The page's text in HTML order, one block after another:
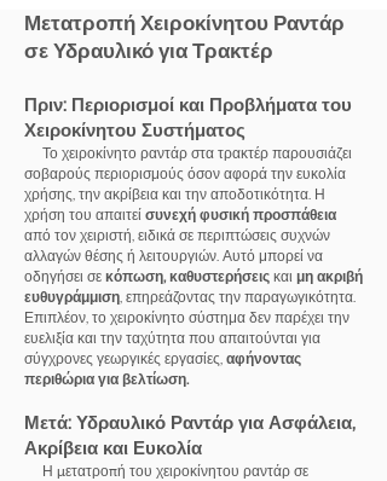
Μετατροπή Χειροκίνητου Ραντάρ
σε Υδραυλικό για Τρακτέρ
Πριν: Περιορισμοί και Προβλήματα του
Χειροκίνητου Συστήματος
Το χειροκίνητο ραντάρ στα τρακτέρ παρουσιάζει
σοβαρούς περιορισμούς όσον αφορά την ευκολία
χρήσης, την ακρίβεια και την αποδοτικότητα. Η
χρήση του απαιτεί συνεχή φυσική προσπάθεια
από τον χειριστή, ειδικά σε περιπτώσεις συχνών
αλλαγών θέσης ή λειτουργιών. Αυτό μπορεί να
οδηγήσει σε κόπωση, καθυστερήσεις και μη ακριβή
ευθυγράμμιση, επηρεάζοντας την παραγωγικότητα.
Επιπλέον, το χειροκίνητο σύστημα δεν παρέχει την
ευελιξία και την ταχύτητα που απαιτούνται για
σύγχρονες γεωργικές εργασίες, αφήνοντας
περιθώρια για βελτίωση.
Μετά: Υδραυλικό Ραντάρ για Ασφάλεια,
Ακρίβεια και Ευκολία
Η μετατροπή του χειροκίνητου ραντάρ σε